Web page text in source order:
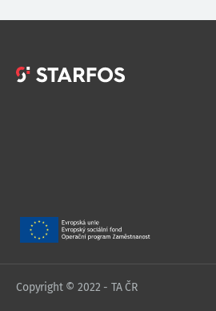
Copyright © 2022 - TA ČR